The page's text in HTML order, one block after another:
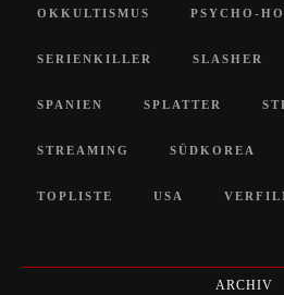
OKKULTISMUS PSYCHO-
SERIENKILLER SLASHER
SPANIEN SPLATTER
STREAMING SÜDKOREA
TOPLISTE USA
ARCHIV